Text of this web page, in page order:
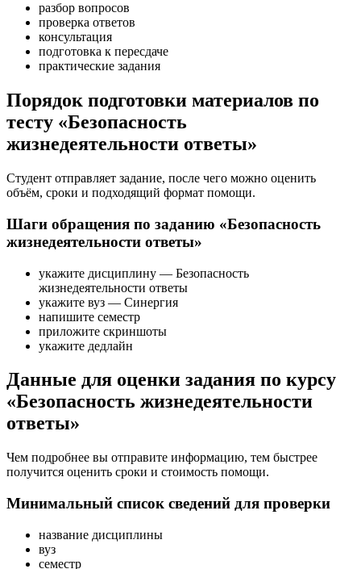
разбор вопросов
проверка ответов
консультация
подготовка к пересдаче
практические задания
Порядок подготовки материалов по
тесту «Безопасность
жизнедеятельности ответы»
Студент отправляет задание, после чего можно оценить
объём, сроки и подходящий формат помощи.
Шаги обращения по заданию «Безопасность
жизнедеятельности ответы»
укажите дисциплину — Безопасность
жизнедеятельности ответы
укажите вуз — Синергия
напишите семестр
приложите скриншоты
укажите дедлайн
Данные для оценки задания по курсу
«Безопасность жизнедеятельности
ответы»
Чем подробнее вы отправите информацию, тем быстрее
получится оценить сроки и стоимость помощи.
Минимальный список сведений для проверки
название дисциплины
вуз
семестр